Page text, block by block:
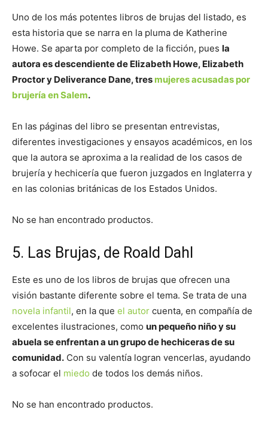
Uno de los más potentes libros de brujas del listado, es
esta historia que se narra en la pluma de Katherine
Howe. Se aparta por completo de la ficción, pues la
autora es descendiente de Elizabeth Howe, Elizabeth
Proctor y Deliverance Dane, tres mujeres acusadas por
brujería en Salem.
En las páginas del libro se presentan entrevistas,
diferentes investigaciones y ensayos académicos, en los
que la autora se aproxima a la realidad de los casos de
brujería y hechicería que fueron juzgados en Inglaterra y
en las colonias británicas de los Estados Unidos.
No se han encontrado productos.
5. Las Brujas, de Roald Dahl
Este es uno de los libros de brujas que ofrecen una
visión bastante diferente sobre el tema. Se trata de una
novela infantil, en la que el autor cuenta, en compañía de
excelentes ilustraciones, como un pequeño niño y su
abuela se enfrentan a un grupo de hechiceras de su
comunidad. Con su valentía logran vencerlas, ayudando
a sofocar el miedo de todos los demás niños.
No se han encontrado productos.